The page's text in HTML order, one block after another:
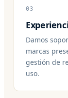
03
Damos
marcas
gestión de
uso.